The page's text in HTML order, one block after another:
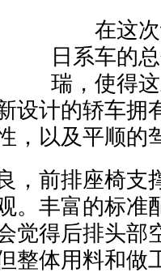
在这次
日系车的
瑞，使得
设计的轿车拥
，以及平顺的
前排座椅支
。丰富的标准
觉得后排头部
整体用料和做